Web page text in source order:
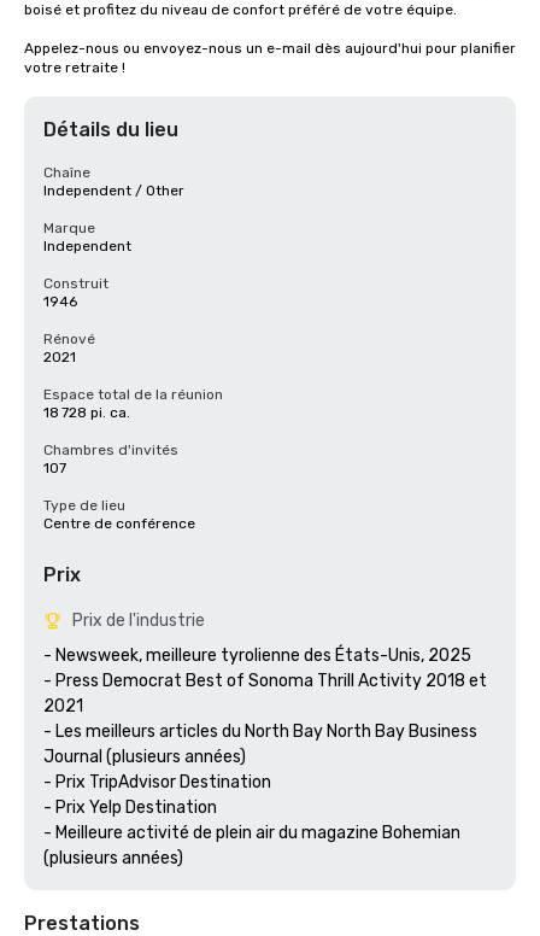
boisé et profitez du niveau de confort préféré de votre équipe.
Appelez-nous ou envoyez-nous un e-mail dès aujourd'hui pour planifier
votre retraite !
Détails du lieu
Chaîne
Independent / Other
Marque
Independent
Construit
1946
Rénové
2021
Espace total de la réunion
18 728 pi. ca.
Chambres d'invités
107
Type de lieu
Centre de conférence
Prix
Prix de l'industrie
- Newsweek, meilleure tyrolienne des États-Unis, 2025
- Press Democrat Best of Sonoma Thrill Activity 2018 et
2021
- Les meilleurs articles du North Bay North Bay Business
Journal (plusieurs années)
- Prix TripAdvisor Destination
- Prix Yelp Destination
- Meilleure activité de plein air du magazine Bohemian
Prestations